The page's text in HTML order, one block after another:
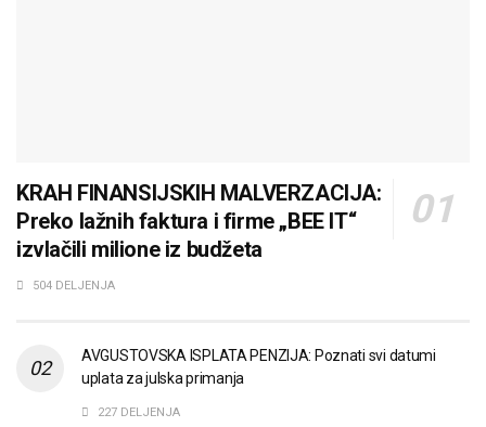
KRAH FINANSIJSKIH MALVERZACIJA:
Preko lažnih faktura i firme „BEE IT“
izvlačili milione iz budžeta
504 DELJENJA
AVGUSTOVSKA ISPLATA PENZIJA: Poznati svi datumi
uplata za julska primanja
227 DELJENJA